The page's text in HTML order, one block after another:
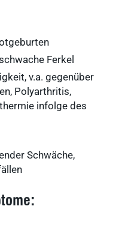
Schnellzugriff
Service &
Tierarztbedarf
Mitgliedschaft
Ferkel
v.a. gegenüber
Polyarthritis,
infolge des
Schwäche,